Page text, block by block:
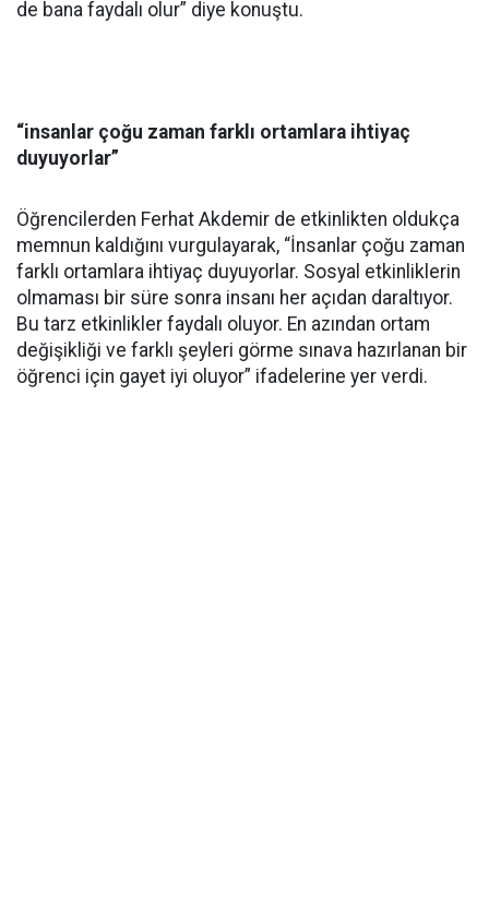
de bana faydalı olur” diye konuştu.
“insanlar çoğu zaman farklı ortamlara ihtiyaç
duyuyorlar”
Öğrencilerden Ferhat Akdemir de etkinlikten oldukça
memnun kaldığını vurgulayarak, “İnsanlar çoğu zaman
farklı ortamlara ihtiyaç duyuyorlar. Sosyal etkinliklerin
olmaması bir süre sonra insanı her açıdan daraltıyor.
Bu tarz etkinlikler faydalı oluyor. En azından ortam
değişikliği ve farklı şeyleri görme sınava hazırlanan bir
öğrenci için gayet iyi oluyor” ifadelerine yer verdi.